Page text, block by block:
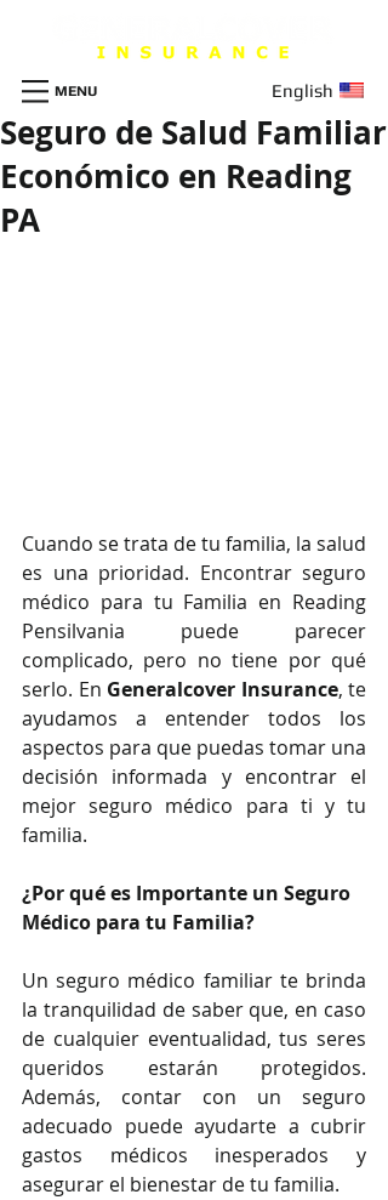
English
MENU
Seguro de Salud Familiar
Económico en Reading
PA
Cuando se trata de tu familia, la salud
es una prioridad. Encontrar seguro
médico para tu Familia en Reading
Pensilvania puede parecer
complicado, pero no tiene por qué
serlo. En Generalcover Insurance, te
ayudamos a entender todos los
aspectos para que puedas tomar una
decisión informada y encontrar el
mejor seguro médico para ti y tu
familia.
¿Por qué es Importante un Seguro
Médico para tu Familia?
Un seguro médico familiar te brinda
la tranquilidad de saber que, en caso
de cualquier eventualidad, tus seres
queridos estarán protegidos.
Además, contar con un seguro
adecuado puede ayudarte a cubrir
gastos médicos inesperados y
asegurar el bienestar de tu familia.